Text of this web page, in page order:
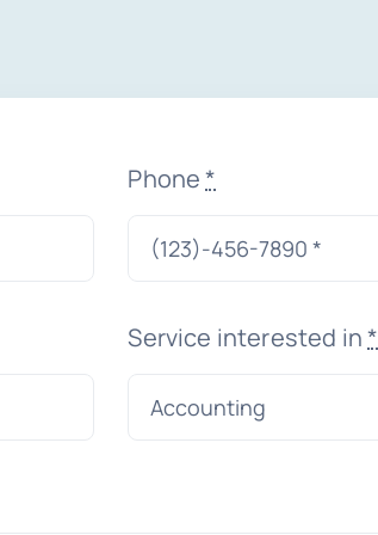
Phone*
Service interested in*